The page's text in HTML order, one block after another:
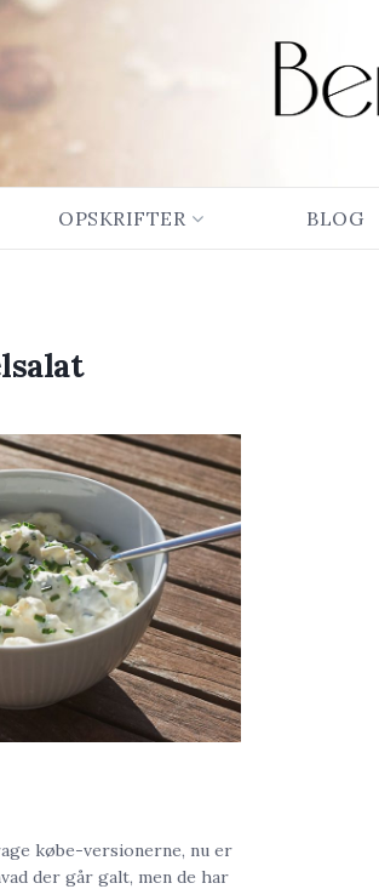
OPSKRIFTER BLOG
købe-versionerne, nu er
der går galt, men de har